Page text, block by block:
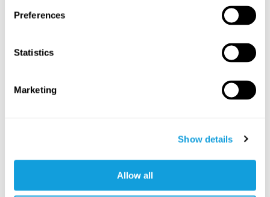
Preferences
Statistics
Marketing
Show details
Allow all
energi och bjud in mjuk energi in i
Lämna arbetsdagen bakom dig
och landa i den fysiska kroppen
kvällsrutin för bättre sömn.
Mjuk yoga med lång avslappning